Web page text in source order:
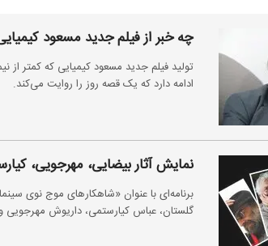
چه خبر از فیلم جدید مسعود
ادامه دارد که یک قصه روز را روایت می‌کند.
نمایش آثار بیضایی، مهرجویی،
برنامه‌ای با عنوان «شاهکارهای موج نوی
گلستان، عباس کیارستمی، داریوش مهرجویی